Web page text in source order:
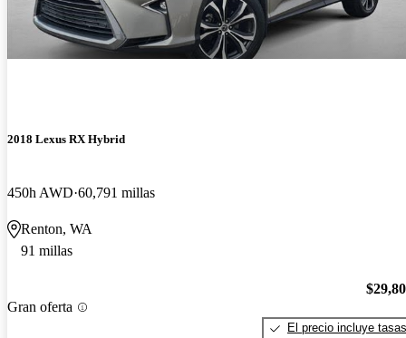
2018 Lexus RX Hybrid
450h AWD 60,791 millas
Renton, WA
91 millas
Gran oferta
El precio incluye tasas